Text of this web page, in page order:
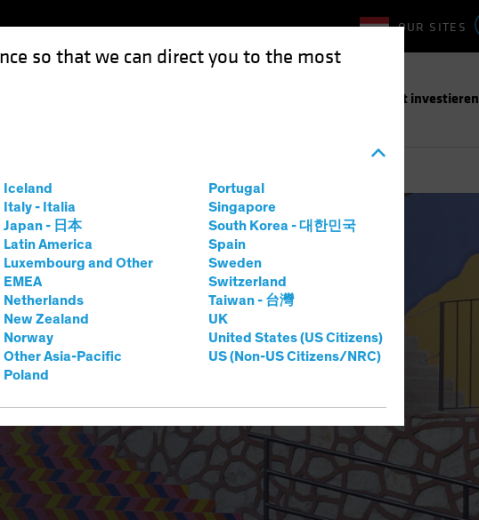
so that we can direct you to the most
Iceland
Italy - Italia
Japan - 日本
Latin America
Luxembourg and Other
EMEA
Netherlands
New Zealand
Norway
Other Asia-Pacific
Poland
Portugal
Singapore
South Korea - 대한민국
Spain
Sweden
Switzerland
Taiwan - 台灣
UK
United States (US Citizens)
US (Non-US Citizens/NRC)
OUR SITES
Verantwortungsbewusst investieren
Aktien Blog
Kann